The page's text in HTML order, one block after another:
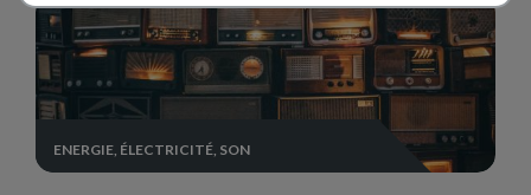
ENERGIE, ÉLECTRICITÉ, SON